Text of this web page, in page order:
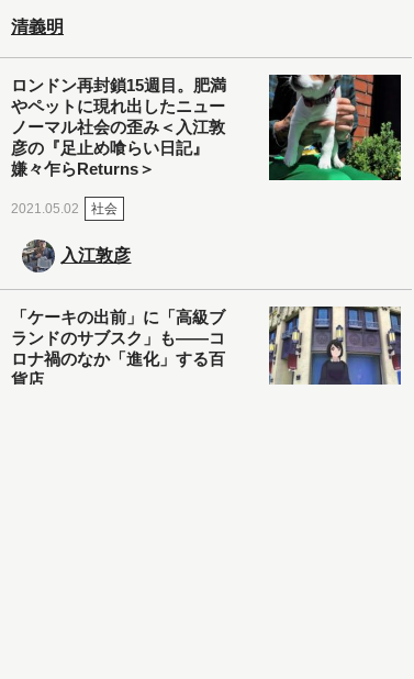
清義明
ロンドン再封鎖15週目。肥満
やペットに現れ出したニュー
ノーマル社会の歪み＜入江敦
彦の『足止め喰らい日記』
嫌々乍らReturns＞
2021.05.02 社会
入江敦彦
「ケーキの出前」に「高級ブ
ランドのサブスク」も――コ
ロナ禍のなか「進化」する百
貨店